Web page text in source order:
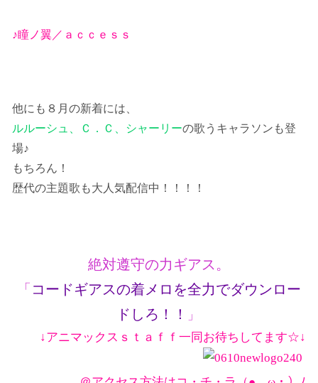
♪瞳ノ翼／ａｃｃｅｓｓ
他にも８月の新着には、
ルルーシュ、Ｃ．Ｃ、シャーリーの歌うキャラソンも登
場♪
もちろん！
歴代の主題歌も大人気配信中！！！！
絶対遵守の力ギアス。
「 コードギアスの着メロを全力でダウンロー
ドしろ！！
」
↓アニマックスｓｔａｆｆ一同お待ちしてます☆↓